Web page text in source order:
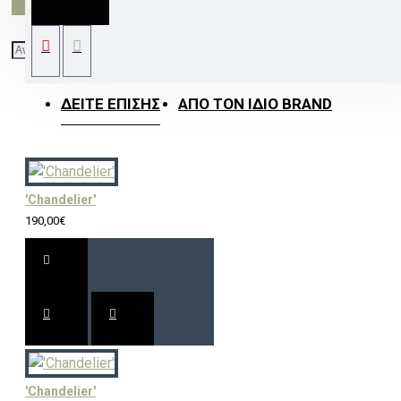
ΔΕΊΤΕ ΕΠΊΣΗΣ ΑΠΌ ΤΟΝ ΊΔΙΟ BRAND
'Chandelier'
190,00€
'Chandelier'